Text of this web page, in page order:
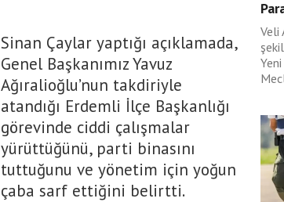
Sinan Çaylar yaptığı açıklamada,
Genel Başkanımız Yavuz
Ağıralioğlu’nun takdiriyle
atandığı Erdemli İlçe Başkanlığı
görevinde ciddi çalışmalar
yürüttüğünü, parti binasını
tuttuğunu ve yönetim için yoğun
çaba sarf ettiğini belirtti.
Veli